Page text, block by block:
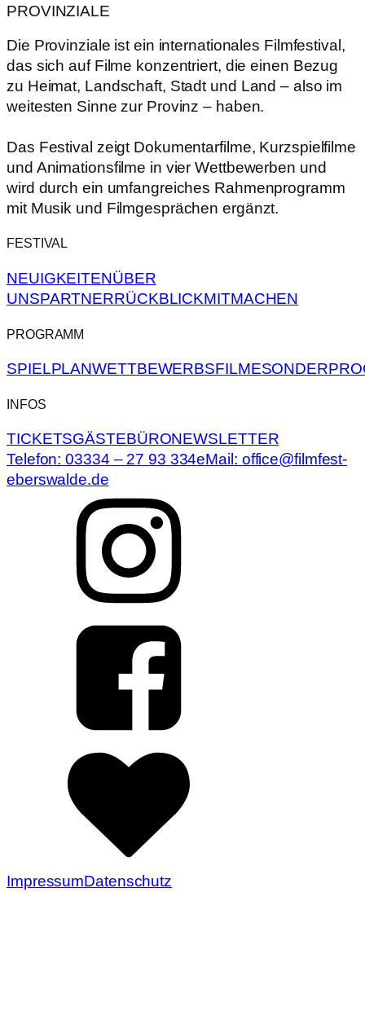
PROVINZIALE
Die Provinziale ist ein internationales Filmfestival,
das sich auf Filme konzentriert, die einen Bezug
zu Heimat, Landschaft, Stadt und Land – also im
weitesten Sinne zur Provinz – haben.
Das Festival zeigt Dokumentarfilme, Kurzspielfilme
und Animationsfilme in vier Wettbewerben und
wird durch ein umfangreiches Rahmenprogramm
mit Musik und Filmgesprächen ergänzt.
FESTIVAL
NEUIGKEITENÜBER
UNSPARTNERRÜCKBLICKMITMACHEN
PROGRAMM
SPIELPLANWETTBEWERBSFILME
INFOS
TICKETSGÄSTEBÜRONEWSLETTER
Telefon: 03334 – 27 93 334eMail: office@filmfest-
eberswalde.de
ImpressumDatenschutz